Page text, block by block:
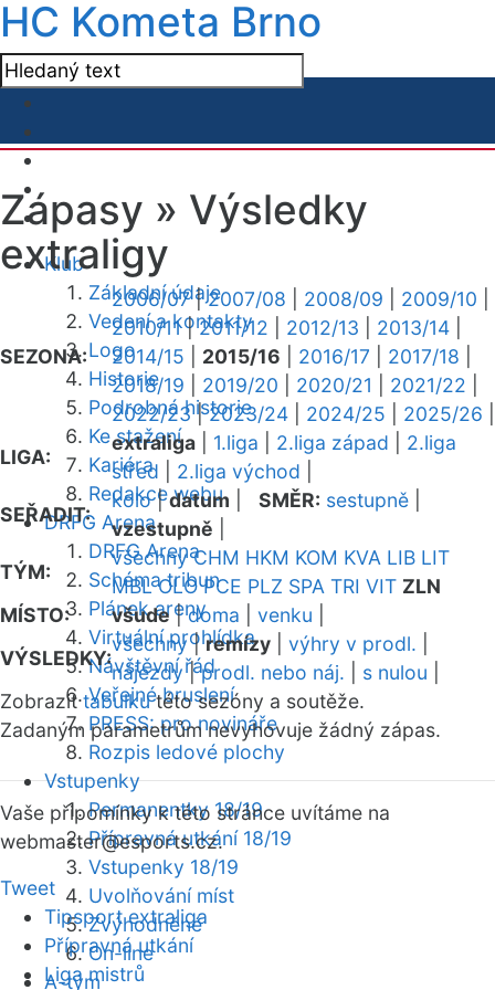
HC Kometa Brno
Klub
Základní údaje
Vedení a kontakty
Logo
Historie
Podrobná historie
Ke stažení
Kariéra
Redakce webu
DRFG Arena
DRFG Arena
Schéma tribun
Plánek areny
Virtuální prohlídka
Návštěvní řád
Veřejné bruslení
PRESS: pro novináře
Rozpis ledové plochy
Vstupenky
Permanentky 18/19
Přípravná utkání 18/19
Vstupenky 18/19
Uvolňování míst
Zvýhodněné
On-line
A-tým
Zápasy » Výsledky
extraligy
SEZONA:
2006/07|2007/08 2008/09 2009/10
2010/11|2011/12 2012/13 2013/14
2014/15
2015/16 2016/17 2017/18
2018/19
2019/20 2020/21 2021/22
2022/23|2023/24 2024/25 2025/26
LIGA:
extraliga 1.liga 2.liga západ
2.liga
střed
2.liga východ
SEŘADIT:
kolo|datum SMĚR: sestupně
vzestupně
TÝM:
všechny CHM HKM KOM KVA LIB LIT
MBL OLO PCE PLZ SPA TRI VIT ZLN
MÍSTO:
všude|doma venku
VÝSLEDKY:
všechny|remízy výhry v prodl.
nájezdy|prodl. nebo náj. s nulou
Zobrazittabulkutéto sezóny a soutěže.
Zadaným parametrům nevyhovuje žádný zápas.
Vaše připomínky k této stránce uvítáme na
webmaster@esports.cz.
Tweet
Tipsport extraliga
Přípravná utkání
Liga mistrů